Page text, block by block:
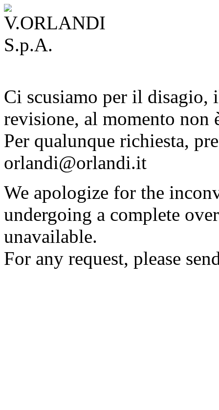
Ci scusiamo per il disagio,
revisione, al momento non
Per qualunque richiesta,
orlandi@orlandi.it
We apologize for the
undergoing a complete
unavailable.
For any request, please